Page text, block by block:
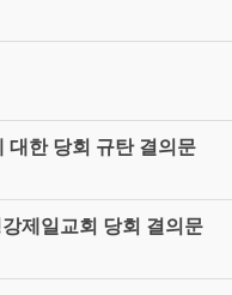
대한 당회 규탄 결의문
제일교회 당회 결의문